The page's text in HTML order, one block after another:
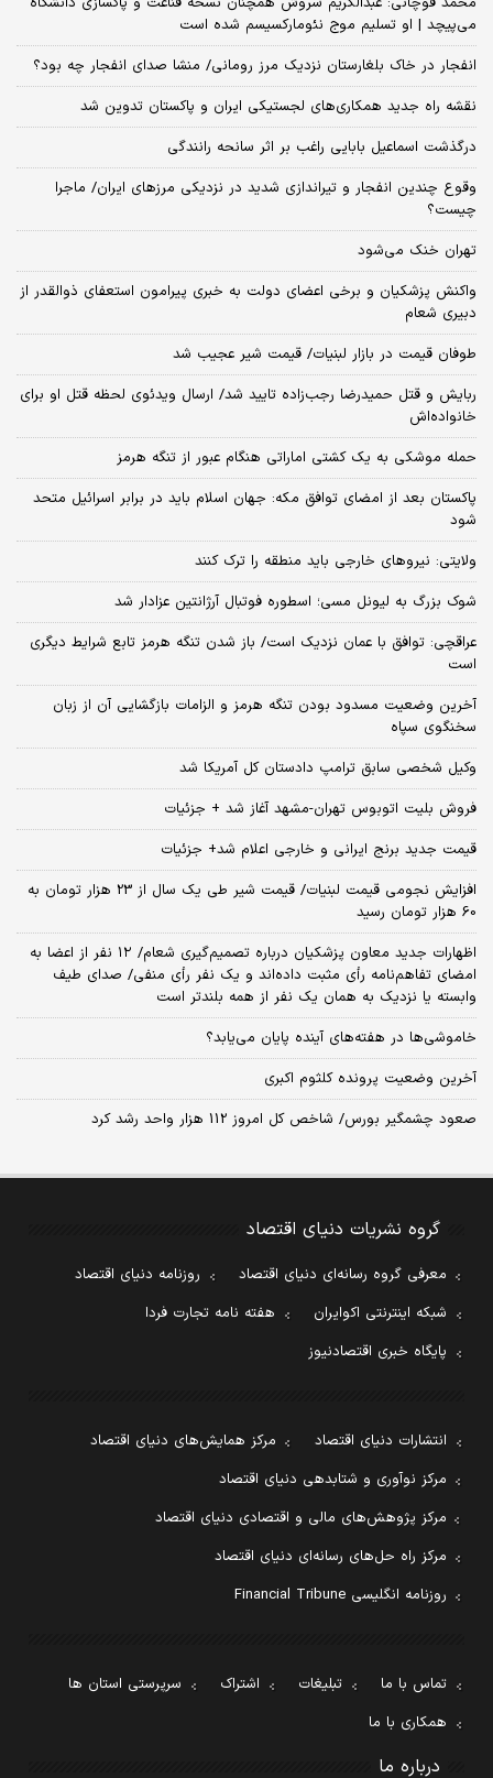
می‌پیچد | او تسلیم موج نئومارکسیسم شده است
انفجار در خاک بلغارستان نزدیک مرز رومانی/ منشا صدای انفجار چه بود؟
نقشه راه جدید همکاری‌های لجستیکی ایران و پاکستان تدوین شد
درگذشت اسماعیل بابایی راغب بر اثر سانحه رانندگی
وقوع چندین انفجار و تیراندازی شدید در نزدیکی مرز‌های ایران/ ماجرا
چیست؟
تهران خنک می‌شود
واکنش پزشکیان و برخی اعضای دولت به خبری پیرامون استعفای ذوالقدر از
دبیری شعام
طوفان قیمت در بازار لبنیات/ قیمت شیر عجیب شد
ربایش و قتل حمیدرضا رجب‌زاده تایید شد/ ارسال ویدئوی لحظه قتل او برای
خانواده‌اش
حمله موشکی به یک کشتی اماراتی هنگام عبور از تنگه هرمز
پاکستان بعد از امضای توافق مکه: جهان اسلام باید در برابر اسرائیل متحد
شود
ولایتی: نیروهای خارجی باید منطقه را ترک کنند
شوک بزرگ به لیونل مسی؛ اسطوره فوتبال آرژانتین عزادار شد
عراقچی: توافق با عمان نزدیک است/ باز شدن تنگه هرمز تابع شرایط دیگری
است
آخرین وضعیت مسدود بودن تنگه هرمز و الزامات بازگشایی آن از زبان
سخنگوی سپاه
وکیل شخصی سابق ترامپ دادستان کل آمریکا شد
فروش بلیت اتوبوس تهران-مشهد آغاز شد + جزئیات
قیمت جدید برنج ایرانی و خارجی اعلام شد+ جزئیات
افزایش نجومی قیمت لبنیات/ قیمت شیر طی یک سال از 23 هزار تومان به
60 هزار تومان رسید
اظهارات جدید معاون پزشکیان درباره تصمیم‌گیری شعام/ ۱۲ نفر از اعضا به
امضای تفاهم‌نامه رأی مثبت داده‌اند و یک نفر رأی منفی/ صدای طیف
وابسته یا نزدیک به همان یک نفر از همه بلندتر است
خاموشی‌ها در هفته‌های آینده پایان می‌یابد؟
آخرین وضعیت پرونده کلثوم اکبری
صعود چشمگیر بورس/ شاخص کل امروز 112 هزار واحد رشد کرد
گروه نشریات دنیای اقتصاد
معرفی گروه رسانه‌ای دنیای اقتصاد
روزنامه دنیای اقتصاد
شبکه اینترنتی اکوایران
هفته نامه تجارت فردا
پایگاه خبری اقتصادنیوز
انتشارات دنیای اقتصاد
مرکز همایش‌های دنیای اقتصاد
مرکز نوآوری و شتابدهی دنیای اقتصاد
مرکز پژوهش‌های مالی و اقتصادی دنیای اقتصاد
مرکز راه حل‌های رسانه‌ای دنیای اقتصاد
روزنامه انگلیسی Financial Tribune
تماس با ما تبلیغات اشتراک
سرپرستی استان ها
همکاری با ما
درباره ما